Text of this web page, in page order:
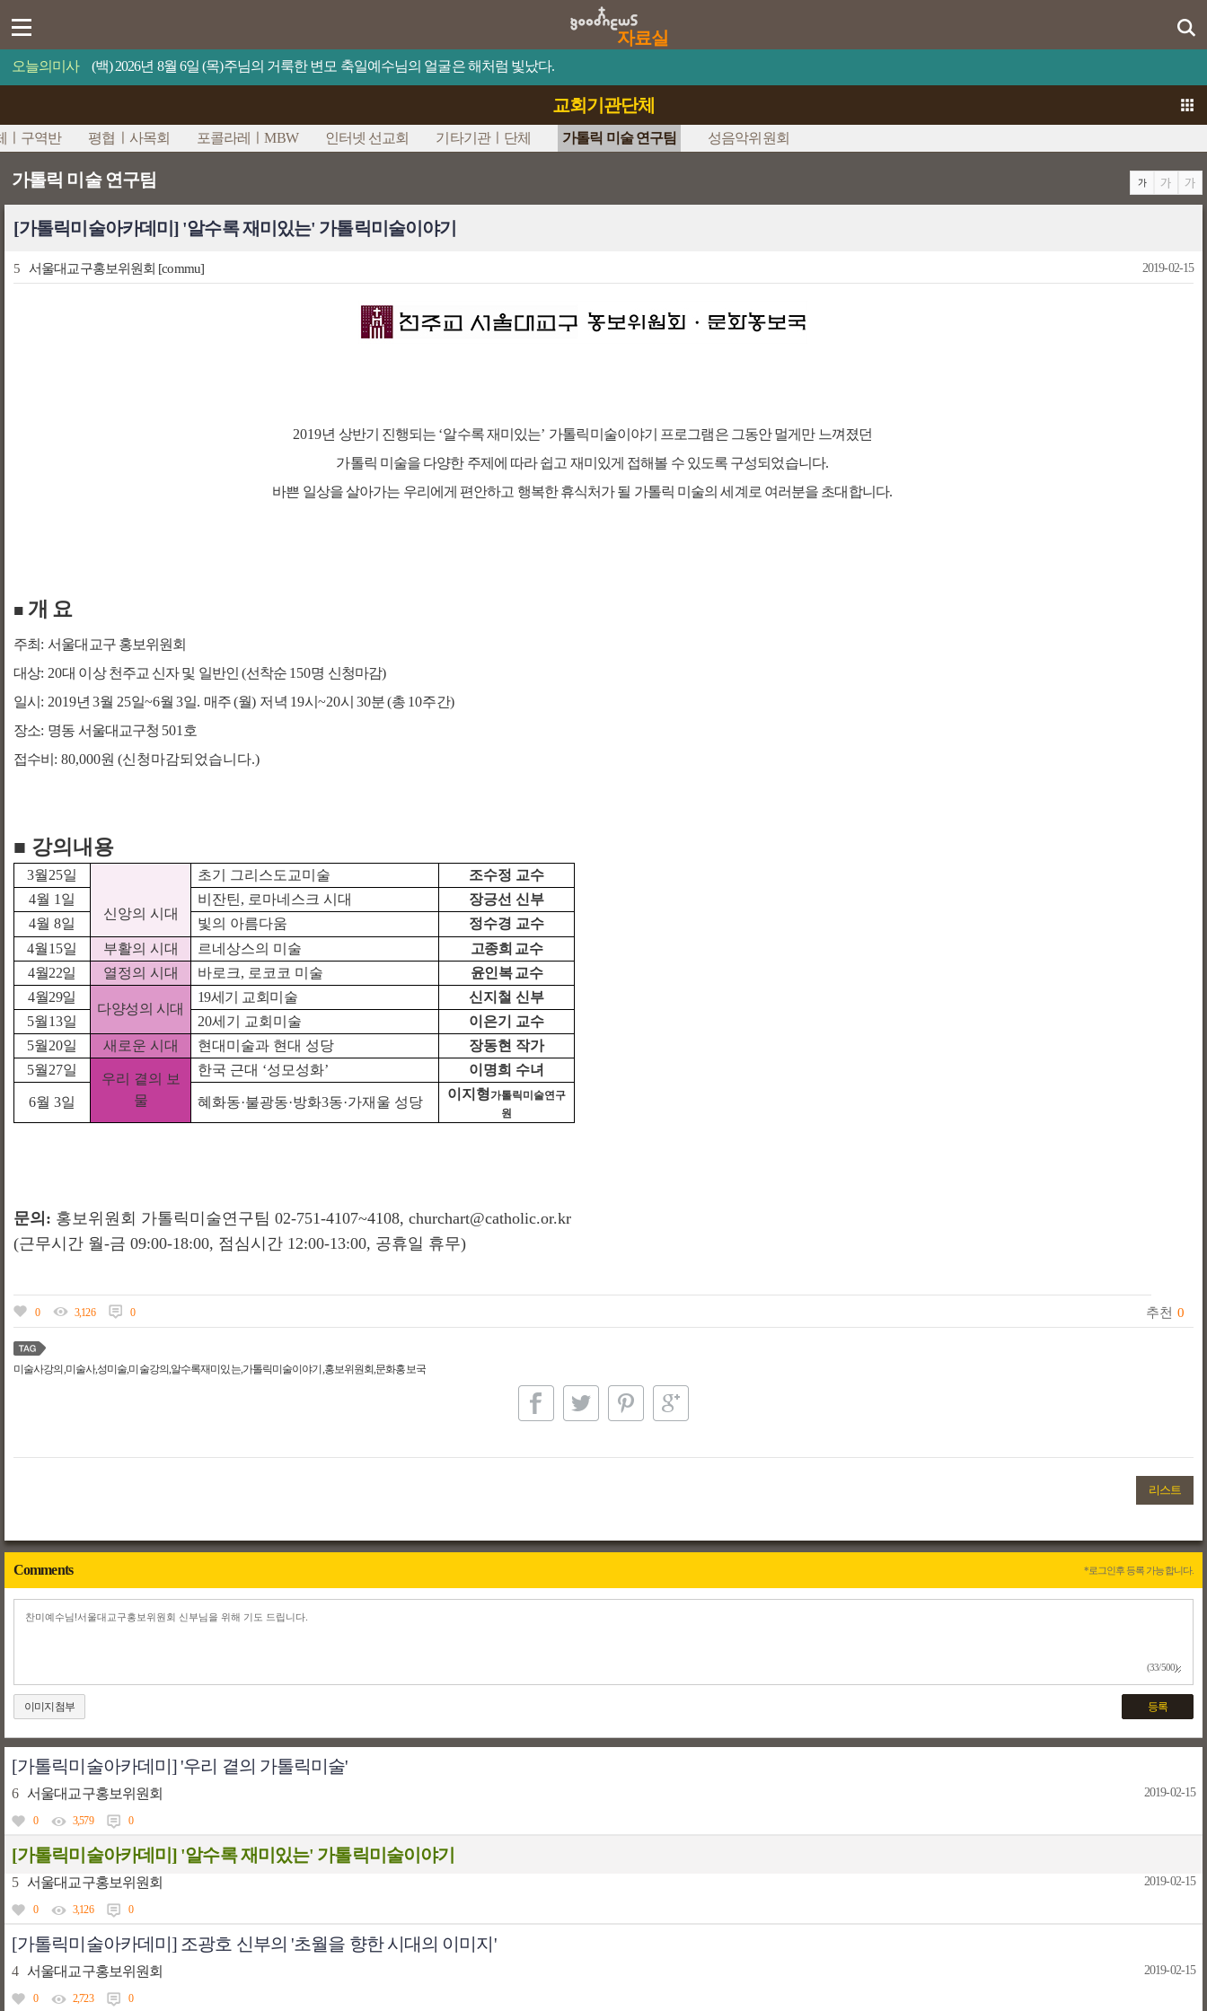
자료실
오늘의미사 (백) 2026년 8월 6일 (목)주님의 거룩한 변모 축일예수님의 얼굴은 해처럼 빛났다.
교회기관단체
ㅣ구역반 평협ㅣ사목회 포콜라레ㅣMBW 인터넷 선교회 기타기관ㅣ단체 가톨릭 미술 연구팀 성음악위원회
가톨릭 미술 연구팀
[가톨릭미술아카데미] '알수록 재미있는' 가톨릭미술이야기
5 서울대교구홍보위원회 [commu] 2019-02-15
2019년 상반기 진행되는 ‘알수록 재미있는’ 가톨릭미술이야기 프로그램은 그동안 멀게만 느껴졌던
가톨릭 미술을 다양한 주제에 따라 쉽고 재미있게 접해볼 수 있도록 구성되었습니다.
바쁜 일상을 살아가는 우리에게 편안하고 행복한 휴식처가 될 가톨릭 미술의 세계로 여러분을 초대합니다.
■ 개 요
주최 :서울대교구 홍보위원회
대상: 20대 이상 천주교 신자 및 일반인(선착순 150명 신청마감)
일시 : 2019년3월 25일~6월 3일. 매주(월) 저녁 19시 ~20시30분(총 10주간)
장소: 명동 서울대교구청 501 호
접수비 : 80,000원 (신청마감되었습니다.)
■ 강의내용
3월25일
신앙의 시대
초기 그리스도교미술
조수정 교수
4월 1 일 비잔틴, 로마네스크 시대
장긍선 신부
4월 8일 빛의 아름다움
정수경 교수
4월15일 부활의 시대 르네상스의 미술
고종희 교수
4월22일 열정의 시대 바로크, 로코코 미술
윤인복 교수
4월29일
다양성의 시대
19세기 교회미술
신지철 신부
5월13일 20세기 교회미술
이은기 교수
5월20일 새로운 시대 현대미술과 현대 성당
장동현 작가
5월27일
우리 곁의 보
물
한국 근대 ‘성모성화’ 이명희 수녀
6월 3일 혜화동·불광동·방화3동·가재울 성당
이지형가톨릭미술연구
원
문의 : 홍보위원회 가톨릭미술연구팀 02-751-4107~4108, churchart@catholic.or.kr
(근무시간 월-금 09:00-18:00, 점심시간 12:00-13:00, 공휴일 휴무)
0 3,126 0 추천 0
미술사강의,미술사,성미술,미술강의,알수록재미있는,가톨릭미술이야기,홍보위원회,문화홍보국
리스트
Comments *로그인후 등록 가능합니다.
(33/500)
이미지첨부 등록
[가톨릭미술아카데미] '우리 곁의 가톨릭미술'
6 서울대교구홍보위원회 2019-02-15
0 3,579 0
[가톨릭미술아카데미] '알수록 재미있는' 가톨릭미술이야기
5 서울대교구홍보위원회 2019-02-15
0 3,126 0
[가톨릭미술아카데미] 조광호 신부의 '초월을 향한 시대의 이미지'
4 서울대교구홍보위원회 2019-02-15
0 2,723 0